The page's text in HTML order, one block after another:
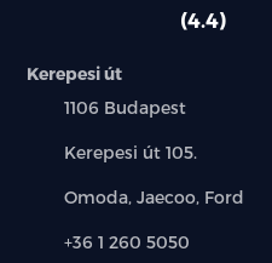
4.4
Kerepesi út
Település:
1106 Budapest
Cím:
Kerepesi út 105.
Márkák:
Omoda, Jaecoo, Ford
Telefon:
+36 1 260 5050